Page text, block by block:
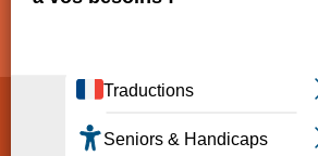
Politique de Protection des